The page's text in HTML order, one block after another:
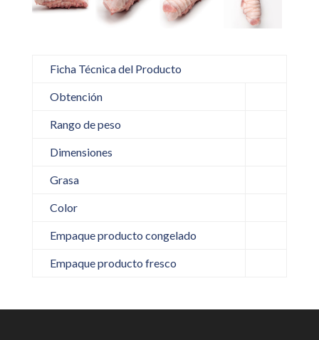
Ficha Técnica del Producto
Obtención
Rango de peso
Dimensiones
Grasa
Color
Empaque producto congelado
Empaque producto fresco